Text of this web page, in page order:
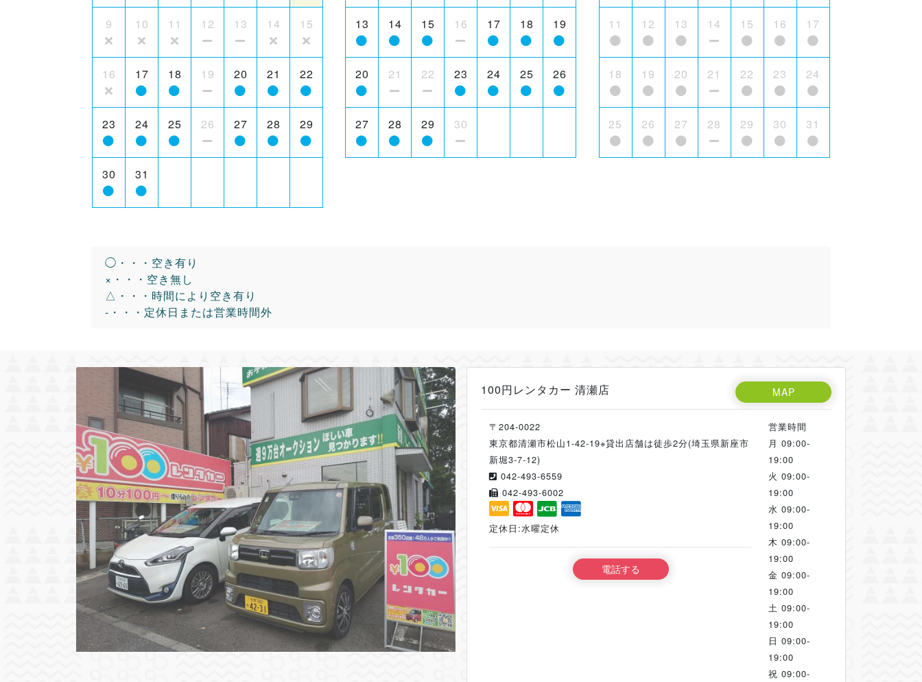
9 10 11 12 13 14 15
16 17 18 19 20 21 22
23 24 25 26 27 28 29
30 31
13 14 15 16 17 18 19
20 21 22 23 24 25 26
27 28 29 30
11 12 13 14 15 16 17
18 19 20 21 22 23 24
25 26 27 28 29 30 31
◯・・・空き有り
×・・・空き無し
△・・・時間により空き有り
-・・・定休日または営業時間外
100円レンタカー 清瀬店 MAP
〒204-0022
東京都清瀬市松山1-42-19※貸出店舗は徒歩2分(埼玉県新座市
新堀3-7-12)
042-493-6559
042-493-6002
定休日:水曜定休
電話する
営業時間
月 09:00-
19:00
火 09:00-
19:00
水 09:00-
19:00
木 09:00-
19:00
金 09:00-
19:00
土 09:00-
19:00
日 09:00-
19:00
祝 09:00-